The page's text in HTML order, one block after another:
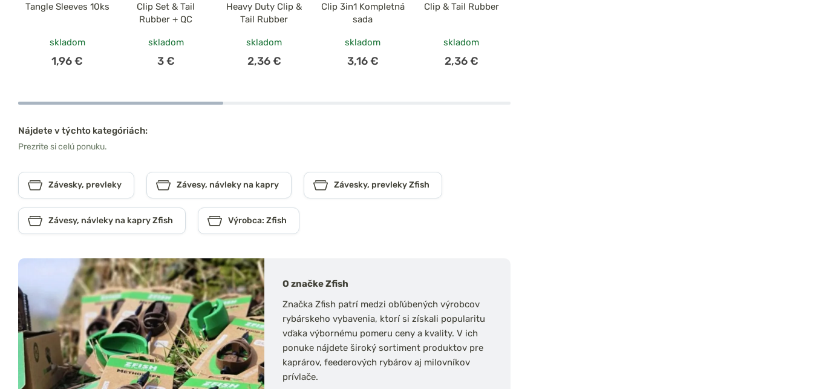
Tangle Sleeves 10ks
skladom
1,96 €
Clip Set & Tail
Rubber + QC
skladom
3 €
Heavy Duty Clip &
Tail Rubber
skladom
2,36 €
Clip 3in1 Kompletná
sada
skladom
3,16 €
Clip & Tail Rubber
skladom
2,36 €
Nájdete v týchto kategóriách:
Prezrite si celú ponuku.
Závesky, prevleky Závesy, návleky na kapry Závesky, prevleky Zfish
Závesy, návleky na kapry Zfish Výrobca: Zfish
O značke Zfish
Značka Zfish patrí medzi obľúbených výrobcov
rybárskeho vybavenia, ktorí si získali popularitu
vďaka výbornému pomeru ceny a kvality. V ich
ponuke nájdete široký sortiment produktov pre
kaprárov, feederových rybárov aj milovníkov
prívlače.